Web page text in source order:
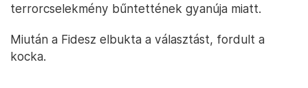
terrorcselekmény bűntettének gyanúja miatt.
Miután a Fidesz elbukta a választást, fordult a
kocka.